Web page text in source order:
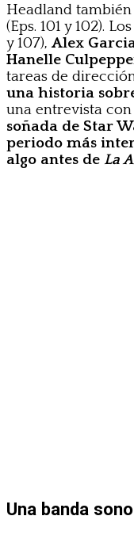
Headland
(Eps. 101 y 102).
y 107), Alex
Hanelle
tareas de
una historia
una entrevista con
soñada de Star
periodo más
algo antes de La
Una banda